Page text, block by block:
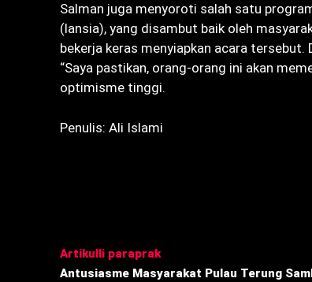
Salman juga menyoroti salah satu
(lansia), yang disambut baik oleh
bekerja keras menyiapkan acara tersebut.
“Saya pastikan, orang-orang ini akan
optimisme tinggi.
Penulis: Ali Islami
Artikulli paraprak
Antusiasme Masyarakat Pulau Terung